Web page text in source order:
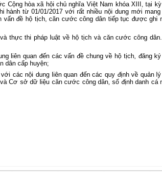
Cộng hòa xã hội chủ nghĩa Việt Nam khóa XIII, tại
hành từ 01/01/2017 với rất nhiều nội dung mới
vấn đề hộ tịch, căn cước công dân tiếp tục được ghi
thực thi pháp luật về hộ tịch và căn cước công
liên quan đến các vấn đề chung về hộ tịch, đăng
dân cấp huyện;
các nội dung liên quan đến các quy định về quản
Cơ sở dữ liệu căn cước công dân, số định danh cá